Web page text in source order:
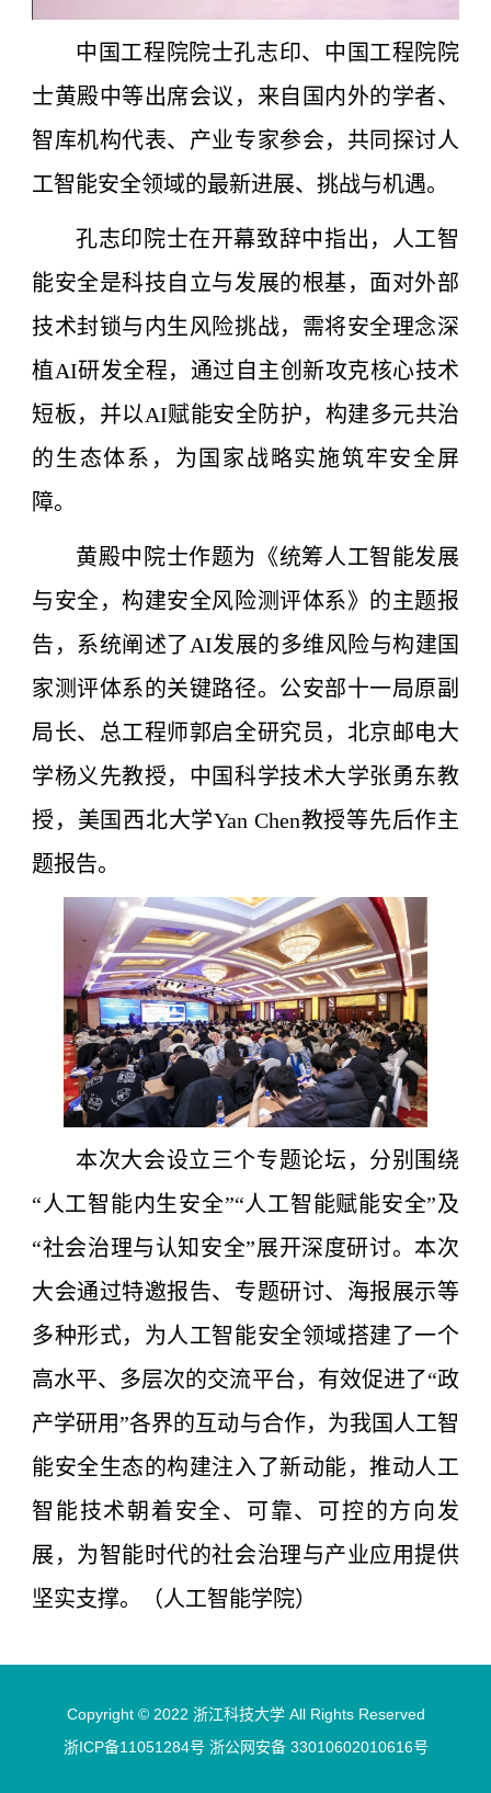
中国工程院院士孔志印、中国工程院院
士黄殿中等出席会议，来自国内外的学者、
智库机构代表、产业专家参会，共同探讨人
工智能安全领域的最新进展、挑战与机遇。
孔志印院士在开幕致辞中指出，人工智
能安全是科技自立与发展的根基，面对外部
技术封锁与内生风险挑战，需将安全理念深
植AI研发全程，通过自主创新攻克核心技术
短板，并以AI赋能安全防护，构建多元共治
的生态体系，为国家战略实施筑牢安全屏
障。
黄殿中院士作题为《统筹人工智能发展
与安全，构建安全风险测评体系》的主题报
告，系统阐述了AI发展的多维风险与构建国
家测评体系的关键路径。公安部十一局原副
局长、总工程师郭启全研究员，北京邮电大
学杨义先教授，中国科学技术大学张勇东教
授，美国西北大学Yan Chen教授等先后作主
题报告。
本次大会设立三个专题论坛，分别围绕
“人工智能内生安全”“人工智能赋能安全”及
“社会治理与认知安全”展开深度研讨。本次
大会通过特邀报告、专题研讨、海报展示等
多种形式，为人工智能安全领域搭建了一个
高水平、多层次的交流平台，有效促进了“政
产学研用”各界的互动与合作，为我国人工智
能安全生态的构建注入了新动能，推动人工
智能技术朝着安全、可靠、可控的方向发
展，为智能时代的社会治理与产业应用提供
坚实支撑。（人工智能学院）
Copyright © 2022 浙江科技大学 All Rights Reserved
浙ICP备11051284号 浙公网安备 33010602010616号